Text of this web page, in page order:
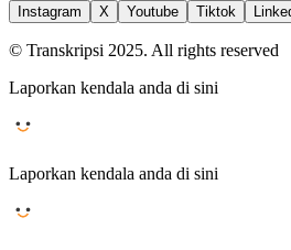
Instagram X Youtube Tiktok
© Transkripsi 2025. All rights reserved
Laporkan kendala anda di sini
Laporkan kendala anda di sini